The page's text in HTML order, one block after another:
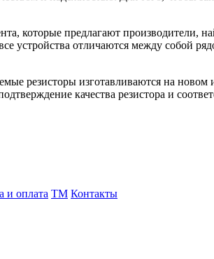
которые предлагают производители,
устройства отличаются между собой
резисторы изготавливаются на
качества резистора и
и оплата TM Контакты